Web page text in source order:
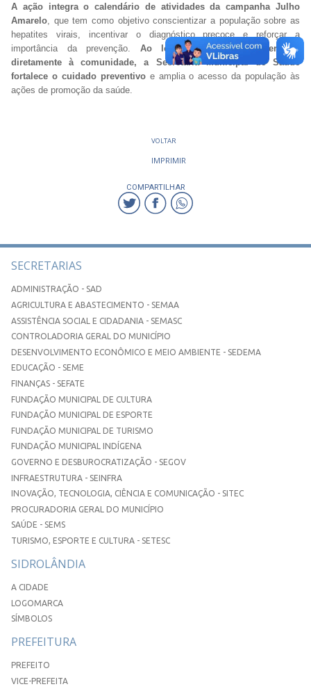
A ação integra o calendário de atividades da campanha Julho
Amarelo , que tem como objetivo conscientizar a população sobre as
hepatites virais, incentivar o diagnóstico precoce e reforçar a
importância da prevenção.
Ao levar informação e serviços
diretamente à comunidade, a Secretaria Municipal de Saúde
fortalece o cuidado preventivo e amplia o acesso da população às
ações de promoção da saúde.
VOLTAR
IMPRIMIR
COMPARTILHAR
SECRETARIAS
ADMINISTRAÇÃO - SAD
AGRICULTURA E ABASTECIMENTO - SEMAA
ASSISTÊNCIA SOCIAL E CIDADANIA - SEMASC
CONTROLADORIA GERAL DO MUNICÍPIO
DESENVOLVIMENTO ECONÔMICO E MEIO AMBIENTE - SEDEMA
EDUCAÇÃO - SEME
FINANÇAS - SEFATE
FUNDAÇÃO MUNICIPAL DE CULTURA
FUNDAÇÃO MUNICIPAL DE ESPORTE
FUNDAÇÃO MUNICIPAL DE TURISMO
FUNDAÇÃO MUNICIPAL INDÍGENA
GOVERNO E DESBUROCRATIZAÇÃO - SEGOV
INFRAESTRUTURA - SEINFRA
INOVAÇÃO, TECNOLOGIA, CIÊNCIA E COMUNICAÇÃO - SITEC
PROCURADORIA GERAL DO MUNICÍPIO
SAÚDE - SEMS
TURISMO, ESPORTE E CULTURA - SETESC
SIDROLÂNDIA
A CIDADE
LOGOMARCA
SÍMBOLOS
PREFEITURA
PREFEITO
VICE-PREFEITA